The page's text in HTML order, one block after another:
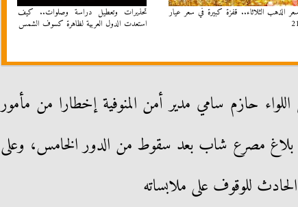
سعر الذهب الثلاثاء.. قفزة كبيرة في سعر عيار
21
تحذيرات وتعطيل دراسة وصلوات.. كيف
استعدت الدول العربية لظاهرة كسوف الشمس
اللواء حازم سامي مدير أمن المنوفية إخطارا من مأمور
بلاغ مصرع شاب بعد سقوط من الدور الخامس، وعلى
للوقوف على ملابساته